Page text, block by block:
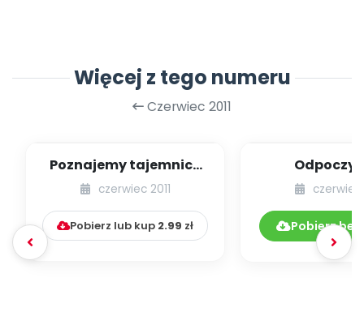
Więcej z tego numeru
Czerwiec 2011
Poznajemy tajemnice
powietrza (scenariusz
zajęć dla gru...
czerwiec 2011
Pobierz lub kup 2.99 zł
czerwiec
Pobierz